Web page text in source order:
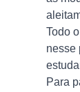
Todo
nesse
Para